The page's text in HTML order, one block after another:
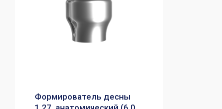
Формирователь десны